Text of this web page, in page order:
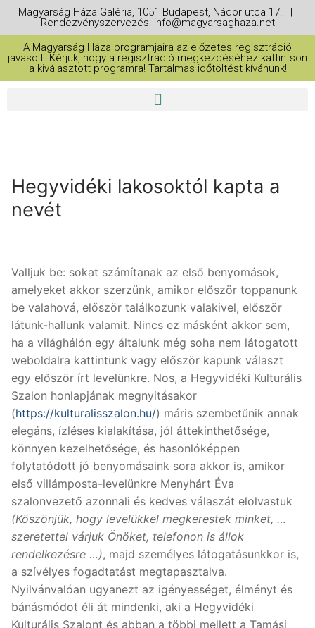
Magyarság Háza Galéria, 1051 Budapest, Nádor utca 17. |
Rendezvényszervezés: info@magyarsaghaza.net
A Magyarság Háza programjaira az előzetes regisztráció
javasolt. Kérjük, hogy a regisztráció megkezdéséhez kattintson
a kiválasztott programra! Tartalmas időtöltést kívánunk!
Hegyvidéki lakosoktól kapta a
nevét
Valljuk be: sokat számítanak az első benyomások,
amelyeket akkor szerzünk, amikor először toppanunk
be valahová, először találkozunk valakivel, először
látunk-hallunk valamit. Nincs ez másként akkor sem,
ha a világhálón egy általunk még soha nem látogatott
weboldalra kattintunk vagy először kapunk választ
egy először írt levelünkre. Nos, a Hegyvidéki Kulturális
Szalon honlapjának megnyitásakor
(https://kulturalisszalon.hu/) máris szembetűnik annak
elegáns, ízléses kialakítása, jól áttekinthetősége,
könnyen kezelhetősége, és hasonlóképpen
folytatódott jó benyomásaink sora akkor is, amikor
első villámposta-levelünkre Menyhárt Éva
szalonvezető azonnali és kedves válaszát elolvastuk
(Köszönjük, hogy levelükkel megkerestek minket, …
szeretettel várjuk Önöket, telefonon is állok
rendelkezésre …), majd személyes látogatásunkkor is,
a szívélyes fogadtatást megtapasztalva.
Nyilvánvalóan ugyanezt az igényességet, élményt és
bánásmódot éli át mindenki, aki a Hegyvidéki
Kulturális Szalont és abban a többi mellett a Tamási